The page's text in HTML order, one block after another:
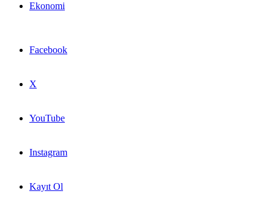
Ekonomi
Facebook
X
YouTube
Instagram
Kayıt Ol